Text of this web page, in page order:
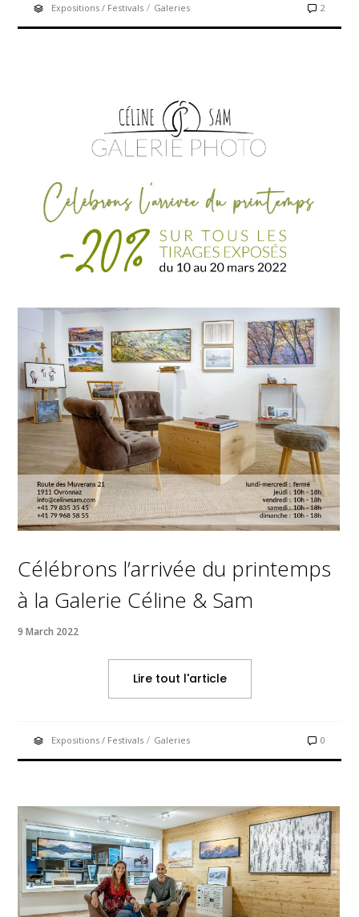
Expositions / Festivals / Galeries 2
Célébrons l’arrivée du printemps
à la Galerie Céline & Sam
9 March 2022
Lire tout l'article
Expositions / Festivals / Galeries 0